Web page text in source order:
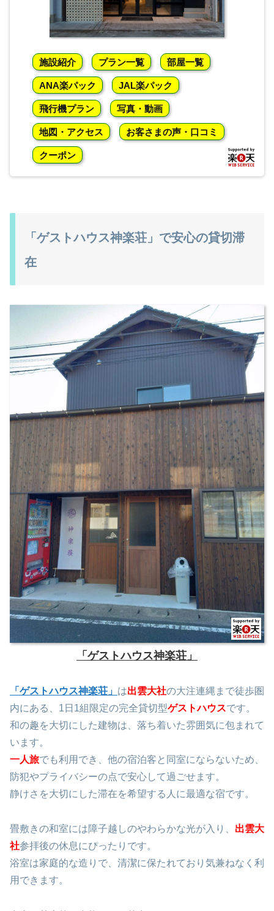
施設紹介 プラン一覧 部屋一覧
ANA楽パック JAL楽パック
飛行機プラン 写真・動画
地図・アクセス お客さまの声・口コミ
クーポン
「ゲストハウス神楽荘」で安心の貸切滞
在
「ゲストハウス神楽荘」
「ゲストハウス神楽荘」 は出雲大社の大注連縄まで徒歩圏
内にある、1日1組限定の完全貸切型ゲストハウスです。
和の趣を大切にした建物は、落ち着いた雰囲気に包まれて
います。
一人旅でも利用でき、他の宿泊客と同室にならないため、
防犯やプライバシーの点で安心して過ごせます。
静けさを大切にした滞在を希望する人に最適な宿です。
畳敷きの和室には障子越しのやわらかな光が入り、 出雲大
社参拝後の休息にぴったりです。
浴室は家庭的な造りで、清潔に保たれており気兼ねなく利
用できます。